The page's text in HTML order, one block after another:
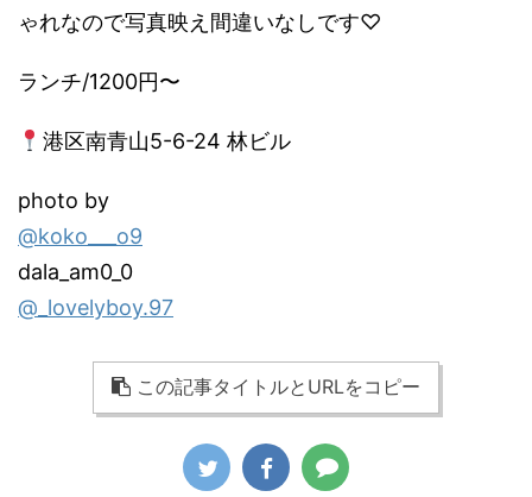
ゃれなので写真映え間違いなしです♡
ランチ/1200円〜
港区南青山5-6-24 林ビル
photo by
@koko___o9
dala_am0_0
@_lovelyboy.97
この記事タイトルとURLをコピー